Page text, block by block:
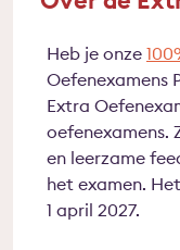
Heb je onze
Oefenexamens
Extra
oefenexamens.
en leerzame
het examen.
1 april 2027.